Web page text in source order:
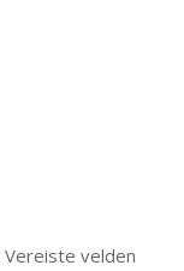
Vereiste velden